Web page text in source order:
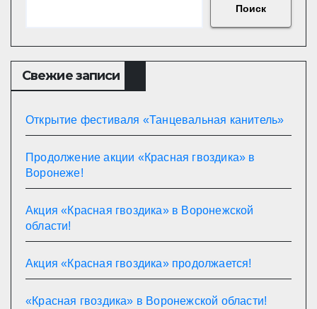
Поиск
Свежие записи
Открытие фестиваля «Танцевальная канитель»
Продолжение акции «Красная гвоздика» в
Воронеже!
Акция «Красная гвоздика» в Воронежской
области!
Акция «Красная гвоздика» продолжается!
«Красная гвоздика» в Воронежской области!